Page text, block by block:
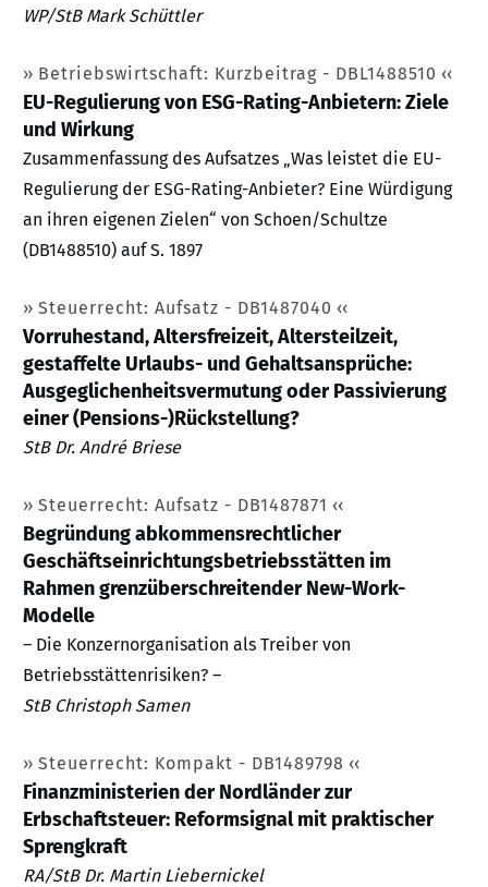
WP/StB Mark Schüttler
Betriebswirtschaft: Kurzbeitrag - DBL1488510
EU-Regulierung von ESG-Rating-Anbietern: Ziele
und Wirkung
Zusammenfassung des Aufsatzes „Was leistet die EU-
Regulierung der ESG-Rating-Anbieter? Eine Würdigung
an ihren eigenen Zielen“ von Schoen/Schultze
(DB1488510) auf S. 1897
Steuerrecht: Aufsatz - DB1487040
Vorruhestand, Altersfreizeit, Altersteilzeit,
gestaffelte Urlaubs- und Gehaltsansprüche:
Ausgeglichenheitsvermutung oder Passivierung
einer (Pensions-)Rückstellung?
StB Dr. André Briese
Steuerrecht: Aufsatz - DB1487871
Begründung abkommensrechtlicher
Geschäftseinrichtungsbetriebsstätten im
Rahmen grenzüberschreitender New-Work-
Modelle
– Die Konzernorganisation als Treiber von
Betriebsstättenrisiken? –
StB Christoph Samen
Steuerrecht: Kompakt - DB1489798
Finanzministerien der Nordländer zur
Erbschaftsteuer: Reformsignal mit praktischer
Sprengkraft
RA/StB Dr. Martin Liebernickel